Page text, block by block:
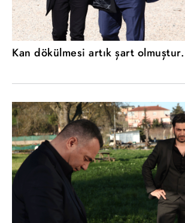
Kan dökülmesi artık şart olmuştur.